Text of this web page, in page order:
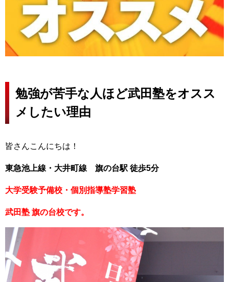
勉強が苦手な人ほど武田塾をオスス
メしたい理由
皆さんこんにちは！
東急池上線・大井町線 旗の台駅 徒歩5分
大学受験予備校・個別指導塾学習塾
武田塾 旗の台校です。